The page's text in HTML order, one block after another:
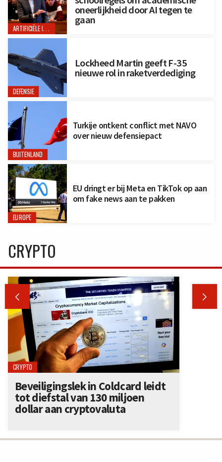
ARTIFICIËLE INTELLIGENTIE
oneerlijkheid door AI tegen te
gaan
DEFENSIE
Lockheed Martin geeft F-35
nieuwe rol in raketverdediging
BUITENLAND
Turkije ontkent conflict met NAVO
over nieuw defensiepact
EUROPE
EU dringt er bij Meta en TikTok op aan
om fake news aan te pakken
CRYPTO
 
CRYPTO
Beveiligingslek in Coldcard leidt
tot diefstal van 130 miljoen
dollar aan cryptovaluta